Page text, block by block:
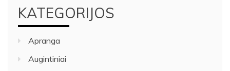
KATEGORIJOS
Apranga
Augintiniai